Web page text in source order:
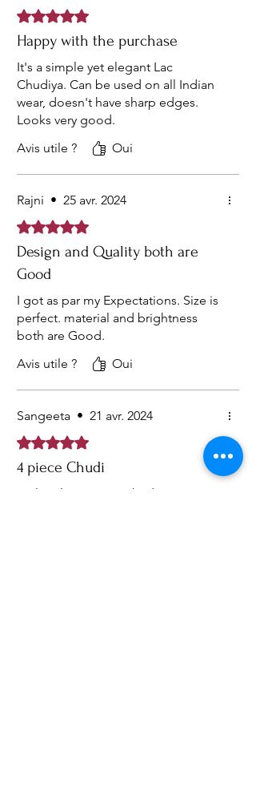
Noté 5 sur 5.
Happy with the purchase
It's a simple yet elegant Lac
Chudiya. Can be used on all Indian
wear, doesn't have sharp edges.
Looks very good.
Avis utile ?
Oui
Rajni • 25 avr. 2024
Noté 5 sur 5.
Design and Quality both are
Good
I got as par my Expectations. Size is
perfect. material and brightness
both are Good.
Avis utile ?
Oui
Sangeeta • 21 avr. 2024
Noté 5 sur 5.
4 piece Chudi
Multicolor 4 piece Chudi set